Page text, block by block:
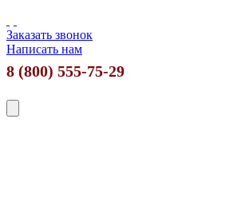
Заказать звонок
Написать нам
8 (800) 555-75-29